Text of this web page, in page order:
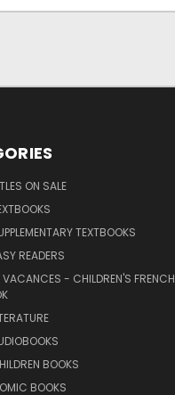
ON SALE
TEXTBOOKS
READERS
VACANCES - CHILDREN'S FRENCH
BOOKS
BOOKS